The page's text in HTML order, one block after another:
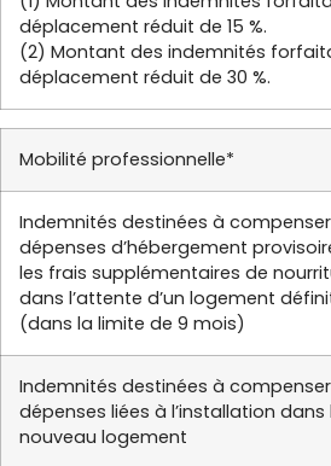
déplacement réduit de 15 %.
(2) Montant des indemnités
déplacement réduit de 30 %.
Mobilité professionnelle*
Indemnités destinées à
dépenses d’hébergement
les frais supplémentaires de
dans l’attente d’un logement
(dans la limite de 9 mois)
Indemnités destinées à
dépenses liées à l’installation dans
nouveau logement